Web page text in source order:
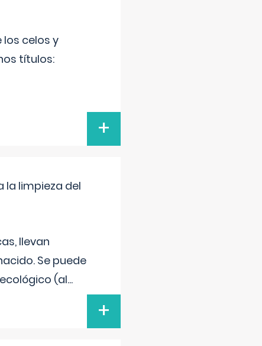
celos y
títulos:
+
la limpieza del
llevan
Se puede
(al...
+